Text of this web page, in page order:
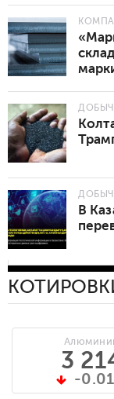
В
3
-